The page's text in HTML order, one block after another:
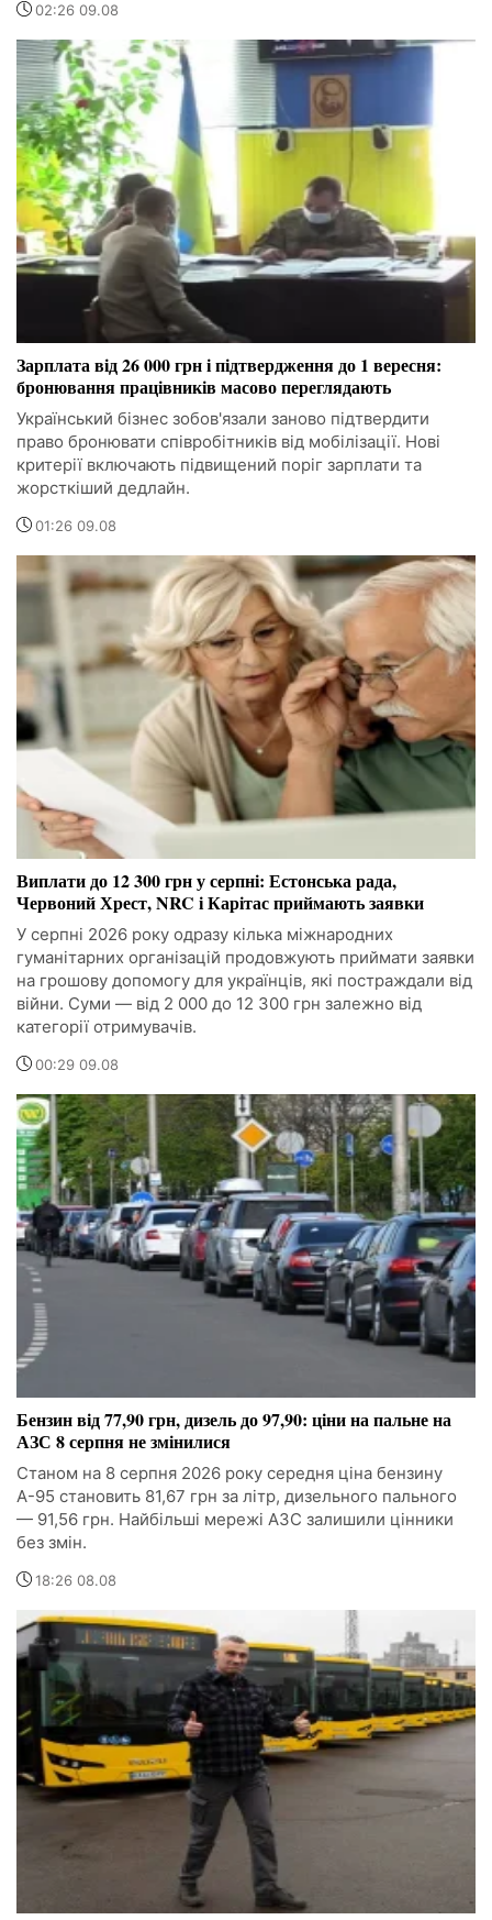
02:26 09.08
Зарплата від 26 000 грн і підтвердження до 1 вересня:
бронювання працівників масово переглядають
Український бізнес зобов'язали заново підтвердити
право бронювати співробітників від мобілізації. Нові
критерії включають підвищений поріг зарплати та
жорсткіший дедлайн.
01:26 09.08
Виплати до 12 300 грн у серпні: Естонська рада,
Червоний Хрест, NRC і Карітас приймають заявки
У серпні 2026 року одразу кілька міжнародних
гуманітарних організацій продовжують приймати заявки
на грошову допомогу для українців, які постраждали від
війни. Суми — від 2 000 до 12 300 грн залежно від
категорії отримувачів.
00:29 09.08
Бензин від 77,90 грн, дизель до 97,90: ціни на пальне на
АЗС 8 серпня не змінилися
Станом на 8 серпня 2026 року середня ціна бензину
А-95 становить 81,67 грн за літр, дизельного пального
— 91,56 грн. Найбільші мережі АЗС залишили цінники
без змін.
18:26 08.08